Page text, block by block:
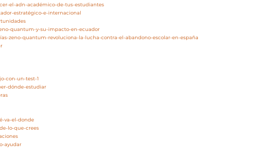
el-adn-académico-de-tus-estudiantes
estratégico-e-internacional
quantum-y-su-impacto-en-ecuador
zeno-quantum-revoluciona-la-lucha-contra-el-abandono-escolar-en-españa
con-un-test-1
dónde-estudiar
va-el-donde
lo-que-crees
ayudar